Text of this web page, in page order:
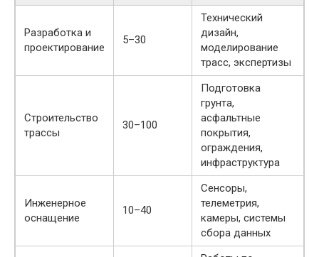
Разработка и
проектирование
5–30
Технический
дизайн,
моделирование
трасс, экспертизы
Строительство
трассы
30–100
Подготовка
грунта,
асфальтные
покрытия,
ограждения,
инфраструктура
Инженерное
оснащение
10–40
Сенсоры,
телеметрия,
камеры, системы
сбора данных